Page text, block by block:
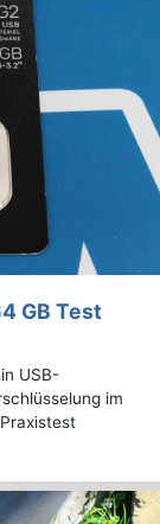
GB Test
USB-
im